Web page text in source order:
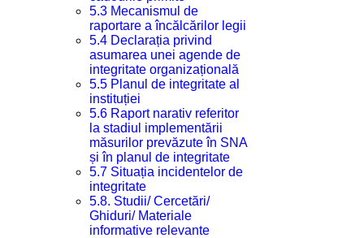
5.3 Mecanismul de
raportare a încălcărilor legii
5.4 Declarația privind
asumarea unei agende de
integritate organizațională
5.5 Planul de integritate al
instituției
5.6 Raport narativ referitor
la stadiul implementării
măsurilor prevăzute în SNA
și în planul de integritate
5.7 Situația incidentelor de
integritate
5.8. Studii/ Cercetări/
Ghiduri/ Materiale
informative relevante